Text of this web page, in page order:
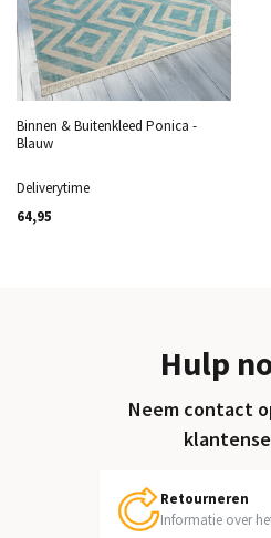
Binnen & Buitenkleed Ponica -
Blauw
Deliverytime
64,95
Hulp
Neem contact
Retourneren
Informatie over